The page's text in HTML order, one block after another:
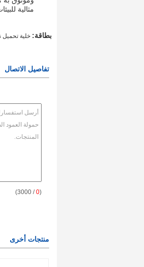
مثالية
بطاقة: خلية تحميل
تفاصيل الاتصال
(
0
/ 3000)
منتجات أخرى